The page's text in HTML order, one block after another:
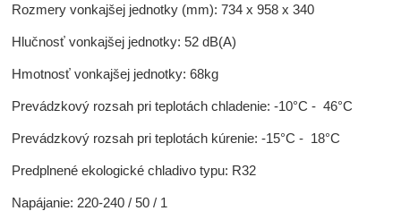
Rozmery vonkajšej jednotky (mm): 734 x 958 x 340
Hlučnosť vonkajšej jednotky: 52 dB(A)
Hmotnosť vonkajšej jednotky: 68kg
Prevádzkový rozsah pri teplotách chladenie: -10°C - 46°C
Prevádzkový rozsah pri teplotách kúrenie: -15°C - 18°C
Predplnené ekologické chladivo typu: R32
Napájanie: 220-240 / 50 / 1